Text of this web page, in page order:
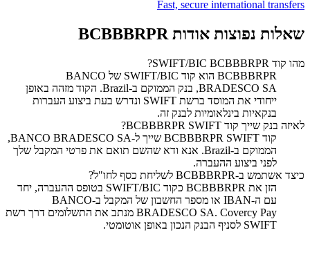
Fast, secure international transfers
שאלות נפוצות אודות BCBBBRPR
מהו קוד SWIFT/BIC BCBBBRPR?
‏BCBBBRPR הוא קוד SWIFT/BIC של BANCO
BRADESCO SA, בנק הממוקם ב-Brazil. הקוד מזהה באופן
ייחודי את המוסד ברשת SWIFT ונדרש בעת ביצוע העברות
בנקאיות בינלאומיות לבנק זה.
לאיזה בנק שייך קוד SWIFT ‏BCBBBRPR?
קוד SWIFT ‏BCBBBRPR שייך ל-BANCO BRADESCO SA,
הממוקם ב-Brazil. אנא ודא שהשם תואם את פרטי המקבל שלך
לפני ביצוע ההעברה.
כיצד אשתמש ב-BCBBBRPR לשליחת כסף לחו"ל?
הזן את BCBBBRPR כקוד SWIFT/BIC בטופס ההעברה, יחד
עם ה-IBAN או מספר החשבון של המקבל ב-BANCO
BRADESCO SA. Covercy Pay מנתב את התשלומים דרך רשת
SWIFT לסניף הבנק הנכון באופן אוטומטי.